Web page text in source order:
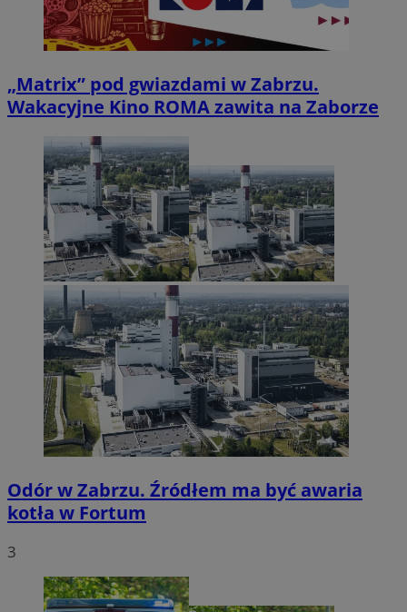
„Matrix” pod gwiazdami w Zabrzu.
Wakacyjne Kino ROMA zawita na Zaborze
Odór w Zabrzu. Źródłem ma być awaria
kotła w Fortum
3